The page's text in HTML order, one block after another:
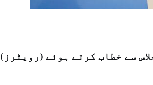
سے خطاب کرتے ہوئے (رویٹرز)